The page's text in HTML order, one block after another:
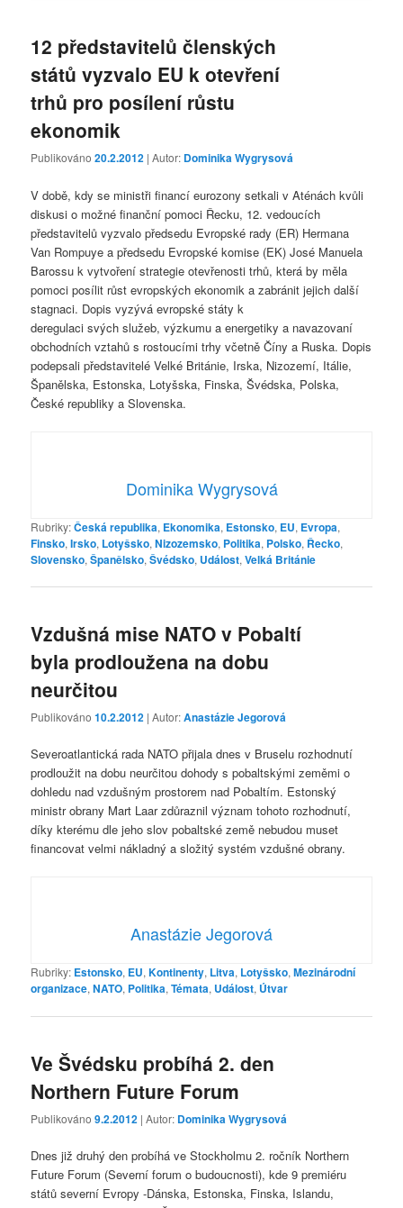
12 představitelů členských
států vyzvalo EU k otevření
trhů pro posílení růstu
ekonomik
Publikováno20.2.2012 | Autor: Dominika Wygrysová
V době, kdy se ministři financí eurozony setkali v Aténách kvůli
diskusi o možné finanční pomoci Řecku, 12. vedoucích
představitelů vyzvalo předsedu Evropské rady (ER) Hermana
Van Rompuye a předsedu Evropské komise (EK) José Manuela
Barossu k vytvoření strategie otevřenosti trhů, která by měla
pomoci posílit růst evropských ekonomik a zabránit jejich další
stagnaci. Dopis vyzývá evropské státy k
deregulaci svých služeb, výzkumu a energetiky a navazovaní
obchodních vztahů s rostoucími trhy včetně Číny a Ruska. Dopis
podepsali představitelé Velké Británie, Irska, Nizozemí, Itálie,
Španělska, Estonska, Lotyšska, Finska, Švédska, Polska,
České republiky a Slovenska.
Dominika Wygrysová
Rubriky:Česká republika, Ekonomika, Estonsko, EU, Evropa,
Finsko,Irsko, Lotyšsko,Nizozemsko, Politika, Polsko, Řecko,
Slovensko,Španělsko,Švédsko, Událost,Velká Británie
Vzdušná mise NATO v Pobaltí
byla prodloužena na dobu
neurčitou
Publikováno10.2.2012 | Autor:Anastázie Jegorová
Severoatlantická rada NATO přijala dnes v Bruselu rozhodnutí
prodloužit na dobu neurčitou dohody s pobaltskými zeměmi o
dohledu nad vzdušným prostorem nad Pobaltím. Estonský
ministr obrany Mart Laar zdůraznil význam tohoto rozhodnutí,
díky kterému dle jeho slov pobaltské země nebudou muset
financovat velmi nákladný a složitý systém vzdušné obrany.
Anastázie Jegorová
Rubriky: Estonsko, EU,Kontinenty, Litva, Lotyšsko,Mezinárodní
organizace,NATO, Politika,Témata, Událost, Útvar
Ve Švédsku probíhá 2. den
Northern Future Forum
Publikováno9.2.2012 | Autor: Dominika Wygrysová
Dnes již druhý den probíhá ve Stockholmu 2. ročník Northern
Future Forum (Severní forum o budoucnosti), kde 9 premiéru
států severní Evropy -Dánska, Estonska, Finska, Islandu,